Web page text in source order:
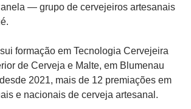
— grupo de cervejeiros artesanais
formação em Tecnologia Cervejeira
de Cerveja e Malte, em Blumenau
2021, mais de 12 premiações em
e nacionais de cerveja artesanal.